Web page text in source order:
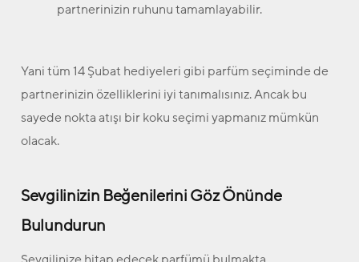
partnerinizin ruhunu tamamlayabilir.
Yani tüm 14 Şubat hediyeleri gibi parfüm seçiminde de
partnerinizin özelliklerini iyi tanımalısınız. Ancak bu
sayede nokta atışı bir koku seçimi yapmanız mümkün
olacak.
Sevgilinizin Beğenilerini Göz Önünde
Bulundurun